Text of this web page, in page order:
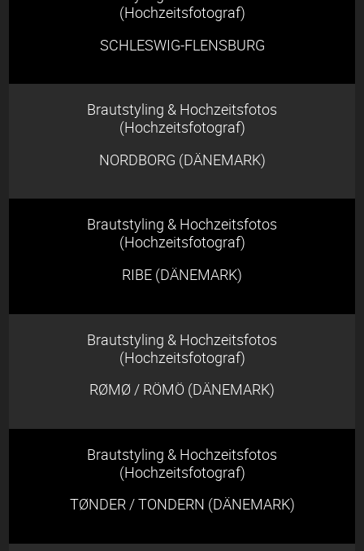
(Hochzeitsfotograf)
SCHLESWIG-FLENSBURG
Brautstyling & Hochzeitsfotos
(Hochzeitsfotograf)
NORDBORG (DÄNEMARK)
Brautstyling & Hochzeitsfotos
(Hochzeitsfotograf)
RIBE (DÄNEMARK)
Brautstyling & Hochzeitsfotos
(Hochzeitsfotograf)
RØMØ / RÖMÖ (DÄNEMARK)
Brautstyling & Hochzeitsfotos
(Hochzeitsfotograf)
TØNDER / TONDERN (DÄNEMARK)